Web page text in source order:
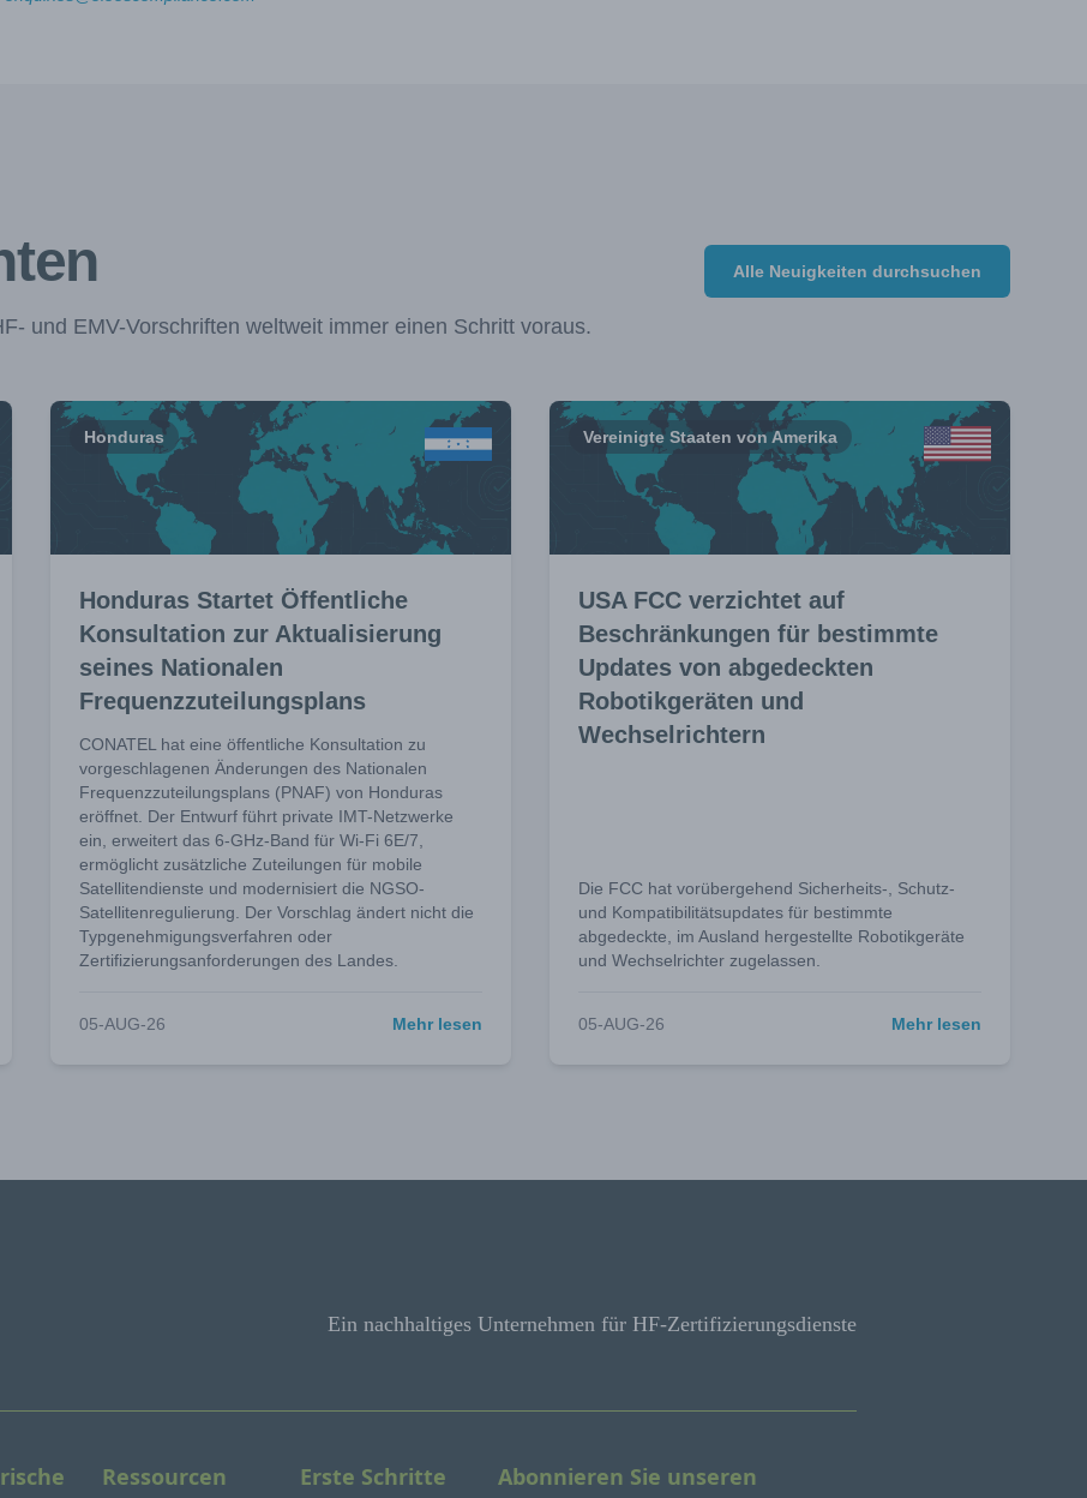
und EMV-Vorschriften weltweit immer einen Schritt voraus.
Alle Neuigkeiten durchsuchen
Honduras
Honduras Startet Öffentliche
Konsultation zur Aktualisierung
seines Nationalen
Frequenzzuteilungsplans
CONATEL hat eine öffentliche Konsultation zu
vorgeschlagenen Änderungen des Nationalen
Frequenzzuteilungsplans (PNAF) von Honduras
eröffnet. Der Entwurf führt private IMT-Netzwerke
ein, erweitert das 6-GHz-Band für Wi-Fi 6E/7,
ermöglicht zusätzliche Zuteilungen für mobile
Satellitendienste und modernisiert die NGSO-
Satellitenregulierung. Der Vorschlag ändert nicht die
Typgenehmigungsverfahren oder
Zertifizierungsanforderungen des Landes.
05-AUG-26 Mehr lesen
Vereinigte Staaten von Amerika
USA FCC verzichtet auf
Beschränkungen für bestimmte
Updates von abgedeckten
Robotikgeräten und
Wechselrichtern
Die FCC hat vorübergehend Sicherheits-, Schutz-
und Kompatibilitätsupdates für bestimmte
abgedeckte, im Ausland hergestellte Robotikgeräte
und Wechselrichter zugelassen.
05-AUG-26 Mehr lesen
Ein nachhaltiges Unternehmen für HF-Zertifizierungsdienste
Ressourcen Erste Schritte
Abonnieren Sie unseren